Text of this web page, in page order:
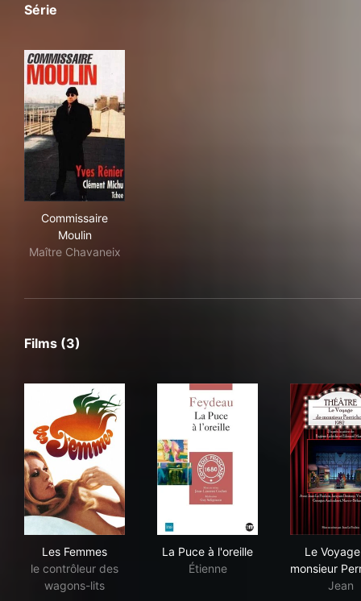
Série
Commissaire
Moulin
Maître Chavaneix
Films (3)
Les Femmes
le contrôleur des
wagons-lits
La Puce à l'oreille
Étienne
Le
monsieur
Jean